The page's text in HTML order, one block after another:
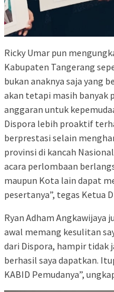
Ricky Umar pun
Kabupaten Tangerang
bukan anaknya saja yang
akan tetapi masih banyak
anggaran untuk
Dispora lebih proaktif
berprestasi selain
provinsi di kancah
acara perlombaan
maupun Kota lain dapat
pesertanya”, tegas Ketua
Ryan Adham Angkawijaya
awal memang kesulitan
dari Dispora, hampir tidak
berhasil saya dapatkan.
KABID Pemudanya”,